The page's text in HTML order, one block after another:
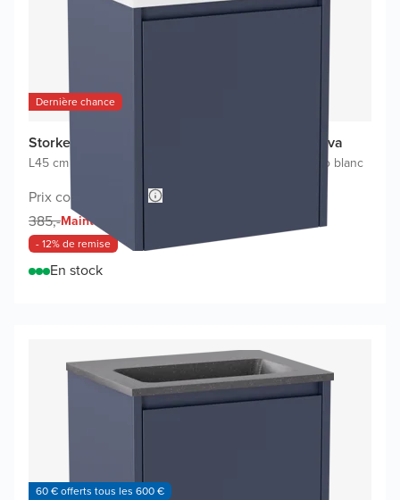
Dernière chance
Storke Seda meuble salle bains avec lavabo Diva
L45 cm x P35 cm Lavabo blanc
Prix conseillé 700,-
385,-Maintenant
- 12% de remise
En stock
60 € offerts tous les 600 €